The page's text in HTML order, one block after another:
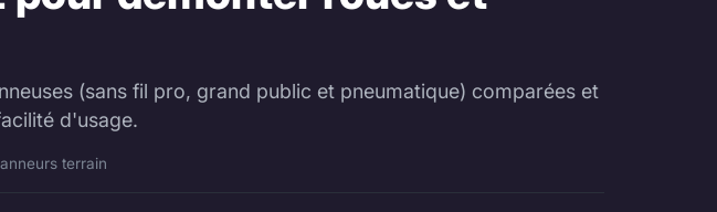
(sans fil pro, grand public et pneumatique) comparées et
d'usage.
terrain